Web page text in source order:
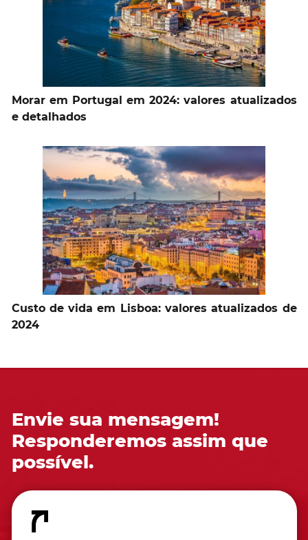
Morar em Portugal em 2024: valores atualizados
e detalhados
Custo de vida em Lisboa: valores atualizados de
2024
Envie sua mensagem!
Responderemos assim que
possível.